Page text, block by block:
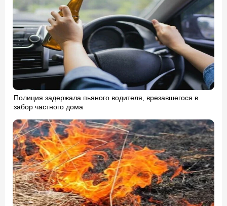
Полиция задержала пьяного водителя, врезавшегося в
забор частного дома